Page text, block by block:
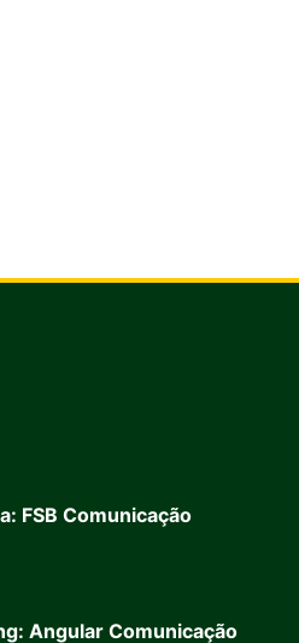
FSB Comunicação
Angular Comunicação